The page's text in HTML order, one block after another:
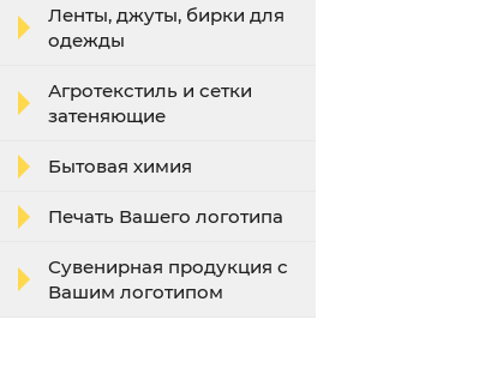
Ленты, джуты, бирки для
одежды
Агротекстиль и сетки
затеняющие
Бытовая химия
Печать Вашего логотипа
Сувенирная продукция с
Вашим логотипом